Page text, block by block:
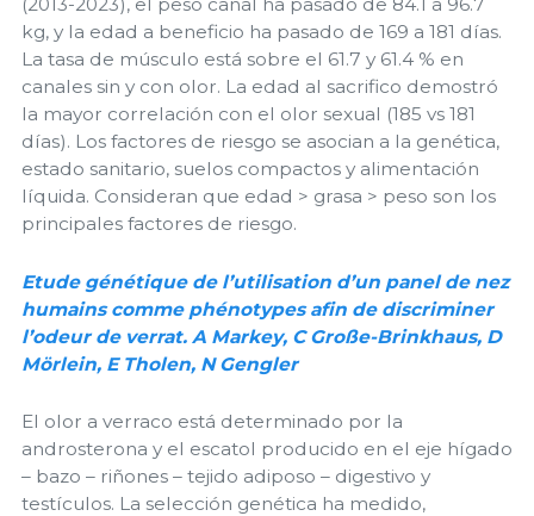
kg, y la edad a beneficio ha pasado de 169 a 181 días.
La tasa de músculo está sobre el 61.7 y 61.4 % en
canales sin y con olor. La edad al sacrifico demostró
la mayor correlación con el olor sexual (185 vs 181
días). Los factores de riesgo se asocian a la genética,
estado sanitario, suelos compactos y alimentación
líquida. Consideran que edad > grasa > peso son los
principales factores de riesgo.
Etude génétique de l’utilisation d’un panel de nez
humains comme phénotypes afin de discriminer
l’odeur de verrat. A Markey, C Große-Brinkhaus, D
Mörlein, E Tholen, N Gengler
El olor a verraco está determinado por la
androsterona y el escatol producido en el eje hígado
– bazo – riñones – tejido adiposo – digestivo y
testículos. La selección genética ha medido,